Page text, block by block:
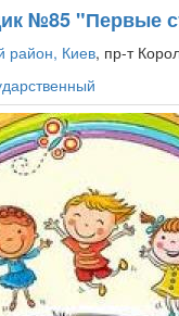
№85 "Первые
район, Киев, пр-т